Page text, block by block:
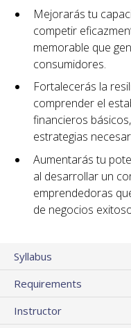
Mejorarás tu
competir
memorable que
consumidores.
Fortalecerás la
comprender el
financieros
estrategias
Aumentarás tu
al desarrollar un
emprendedoras
de negocios
Syllabus
Requirements
Instructor